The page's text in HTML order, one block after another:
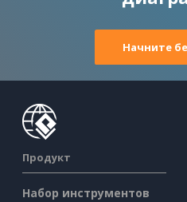
Начните
Продукт
Набор инструментов